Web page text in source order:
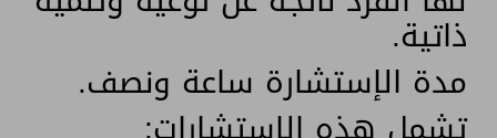
ذاتية.
مدة الإستشارة ساعة ونصف.